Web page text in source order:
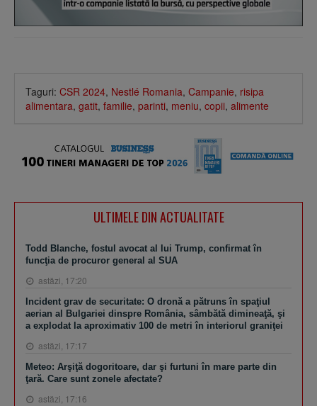
Taguri: CSR 2024, Nestlé Romania, Campanie, risipa
alimentara, gatit, familie, parinti, meniu, copii, alimente
ULTIMELE DIN ACTUALITATE
Todd Blanche, fostul avocat al lui Trump, confirmat în
funcţia de procuror general al SUA
astăzi, 17:20
Incident grav de securitate: O dronă a pătruns în spaţiul
aerian al Bulgariei dinspre România, sâmbătă dimineaţă, şi
a explodat la aproximativ 100 de metri în interiorul graniţei
astăzi, 17:17
Meteo: Arşiţă dogoritoare, dar şi furtuni în mare parte din
ţară. Care sunt zonele afectate?
astăzi, 17:16